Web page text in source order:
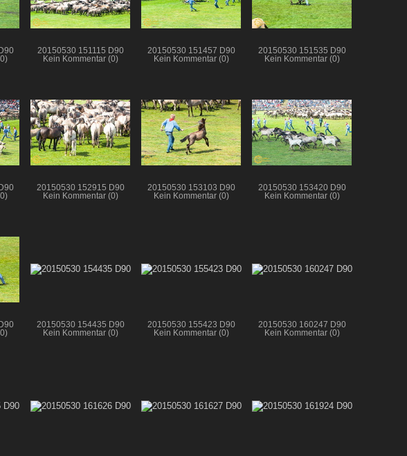
20150530 151115 D90
Kein Kommentar (0)
20150530 151457 D90
Kein Kommentar (0)
20150530 151535 D90
Kein Kommentar (0)
20150530 152915 D90
Kein Kommentar (0)
20150530 153103 D90
Kein Kommentar (0)
20150530 153420 D90
Kein Kommentar (0)
20150530 154435 D90
Kein Kommentar (0)
20150530 155423 D90
Kein Kommentar (0)
20150530 160247 D90
Kein Kommentar (0)